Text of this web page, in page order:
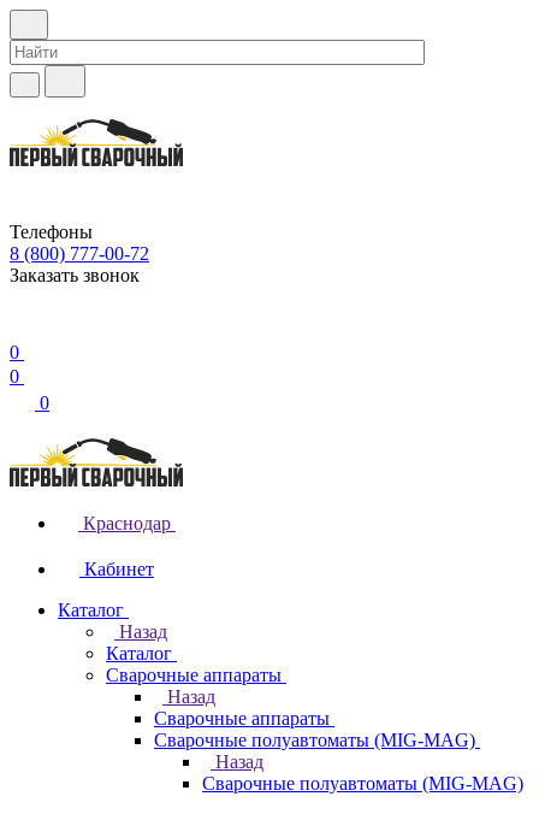
Телефоны
8 (800) 777-00-72
Заказать звонок
0
0
0
Краснодар
Кабинет
Каталог
Назад
Каталог
Сварочные аппараты
Назад
Сварочные аппараты
Сварочные полуавтоматы (MIG-MAG)
Назад
Сварочные полуавтоматы (MIG-MAG)